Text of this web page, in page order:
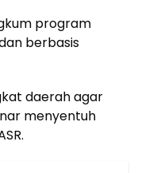
program
berbasis
daerah agar
menyentuh